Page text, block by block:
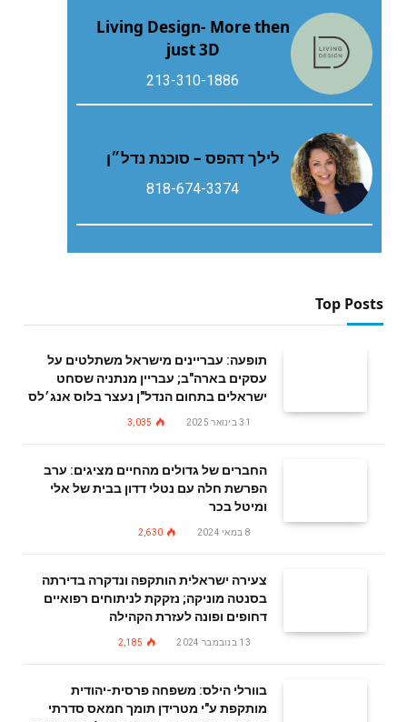
Living Design- More then
just 3D
213-310-1886
לילך דהפס – סוכנת נדל״ן
818-674-3374
Top Posts
תופעה: עבריינים מישראל משתלטים על
עסקים בארה"ב; עבריין מנתניה שסחט
ישראלים בתחום הנדל"ן נעצר בלוס אנג׳לס
31 בינואר 2025 3,035
החברים של גדולים מהחיים מציגים: ערב
הפרשת חלה עם נטלי דדון בבית של אלי
ומיטל בכר
8 במאי 2024 2,630
צעירה ישראלית הותקפה ונדקרה בדירתה
בסנטה מוניקה; נזקקת לניתוחים רפואיים
דחופים ופונה לעזרת הקהילה
13 בנובמבר 2024 2,185
בוורלי הילס: משפחה פרסית-יהודית
מותקפת ע"י מטרידן תומך חמאס סדרתי